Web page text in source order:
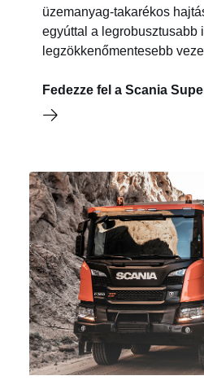
üzemanyag-takarékos
egyúttal a legrobusztusabb
legzökkenőmentesebb
Fedezze fel a Scania